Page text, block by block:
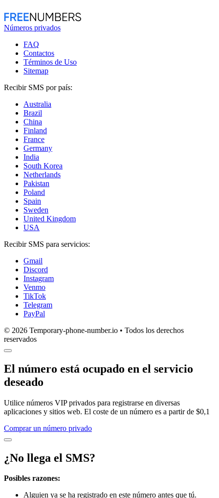
Números privados
FAQ
Contactos
Términos de Uso
Sitemap
Recibir SMS por país:
Australia
Brazil
China
Finland
France
Germany
India
South Korea
Netherlands
Pakistan
Poland
Spain
Sweden
United Kingdom
USA
Recibir SMS para servicios:
Gmail
Discord
Instagram
Venmo
TikTok
Telegram
PayPal
© 2026 Temporary-phone-number.io • Todos los derechos
reservados
El número está ocupado en el servicio
deseado
Utilice números VIP privados para registrarse en diversas
aplicaciones y sitios web. El coste de un número es a partir de $0,1
Comprar un número privado
¿No llega el SMS?
Posibles razones:
Alguien ya se ha registrado en este número antes que tú.